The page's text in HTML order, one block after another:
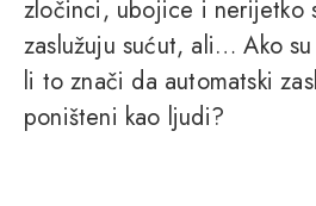
zločinci, ubojice i nerijetko
zaslužuju sućut, ali… Ako
li to znači da automatski
poništeni kao ljudi?